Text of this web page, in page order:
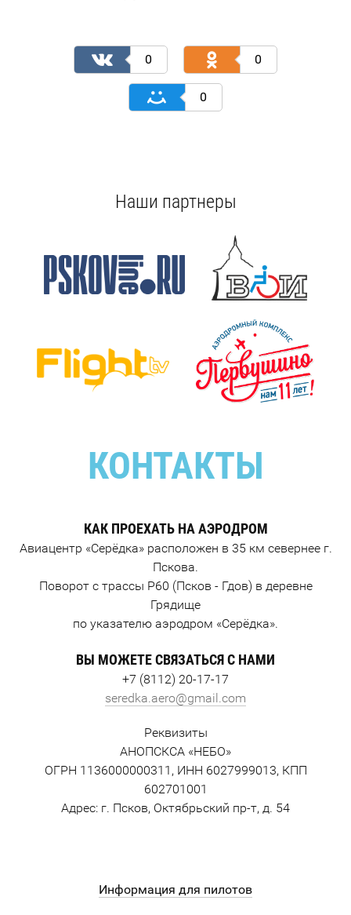
0 0
0
Наши партнеры
КОНТАКТЫ
КАК ПРОЕХАТЬ НА АЭРОДРОМ
Авиацентр «Серёдка» расположен в 35 км севернее г.
Пскова.
Поворот с трассы Р60 (Псков - Гдов) в деревне
Грядище
по указателю аэродром «Серёдка».
ВЫ МОЖЕТЕ СВЯЗАТЬСЯ С НАМИ
+7 (8112) 20-17-17
seredka.aero@gmail.com
Реквизиты
АНОПСКСА «НЕБО»
ОГРН 1136000000311, ИНН 6027999013, КПП
602701001
Адрес: г. Псков, Октябрьский пр-т, д. 54
Информация для пилотов